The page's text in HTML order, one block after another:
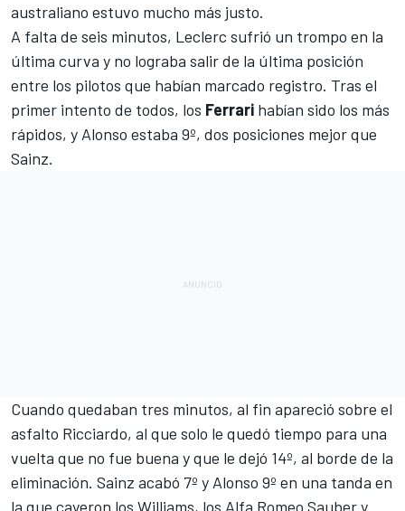
australiano estuvo mucho más justo.
A falta de seis minutos, Leclerc sufrió un trompo en la
última curva y no lograba salir de la última posición
entre los pilotos que habían marcado registro. Tras el
primer intento de todos, los Ferrari habían sido los más
rápidos, y Alonso estaba 9º, dos posiciones mejor que
Sainz.
Cuando quedaban tres minutos, al fin apareció sobre el
asfalto Ricciardo, al que solo le quedó tiempo para una
vuelta que no fue buena y que le dejó 14º, al borde de la
eliminación. Sainz acabó 7º y Alonso 9º en una tanda en
la que cayeron los Williams, los Alfa Romeo Saubery